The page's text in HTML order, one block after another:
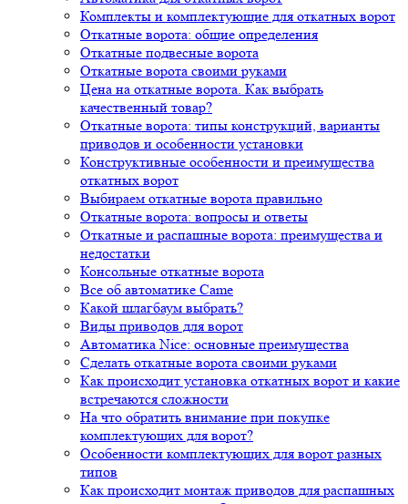
Комплекты и комплектующие для откатных ворот
Откатные ворота: общие определения
Откатные подвесные ворота
Откатные ворота своими руками
Цена на откатные ворота. Как выбрать
качественный товар?
Откатные ворота: типы конструкций, варианты
приводов и особенности установки
Конструктивные особенности и преимущества
откатных ворот
Выбираем откатные ворота правильно
Откатные ворота: вопросы и ответы
Откатные и распашные ворота: преимущества и
недостатки
Консольные откатные ворота
Все об автоматике Came
Какой шлагбаум выбрать?
Виды приводов для ворот
Автоматика Nice: основные преимущества
Сделать откатные ворота своими руками
Как происходит установка откатных ворот и какие
встречаются сложности
На что обратить внимание при покупке
комплектующих для ворот?
Особенности комплектующих для ворот разных
типов
Как происходит монтаж приводов для распашных